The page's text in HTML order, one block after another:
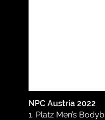
NPC Austria 2022
1. Platz Men’s